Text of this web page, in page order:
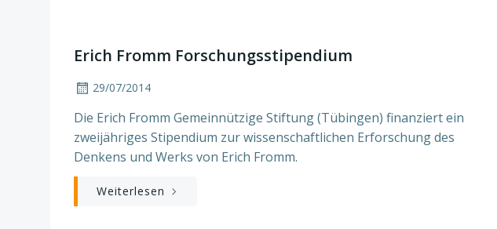
Erich Fromm Forschungsstipendium
29/07/2014
Die Erich Fromm Gemeinnützige Stiftung (Tübingen) finanziert ein
zweijähriges Stipendium zur wissenschaftlichen Erforschung des
Denkens und Werks von Erich Fromm.
Weiterlesen